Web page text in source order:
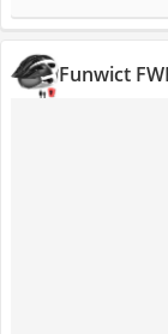
Funwict